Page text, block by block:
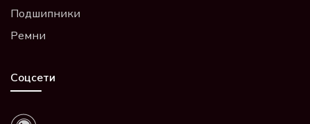
Подшипники
Ремни
Соцсети